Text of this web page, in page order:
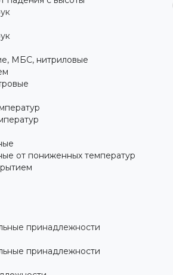
МБС, нитриловые
от пониженных температур
принадлежности
принадлежности